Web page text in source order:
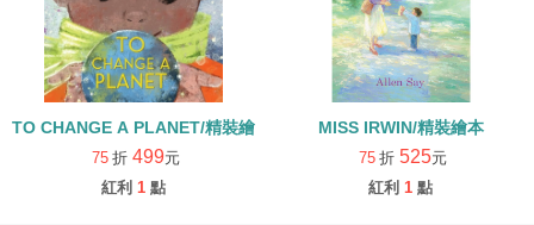
TO CHANGE A PLANET/精裝繪本
75 折 499元
紅利 1 點
MISS IRWIN/精裝繪本
75 折 525元
紅利 1 點